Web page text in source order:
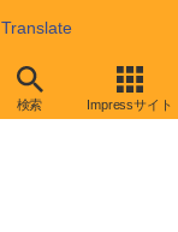
Translate
検索 Impressサイト